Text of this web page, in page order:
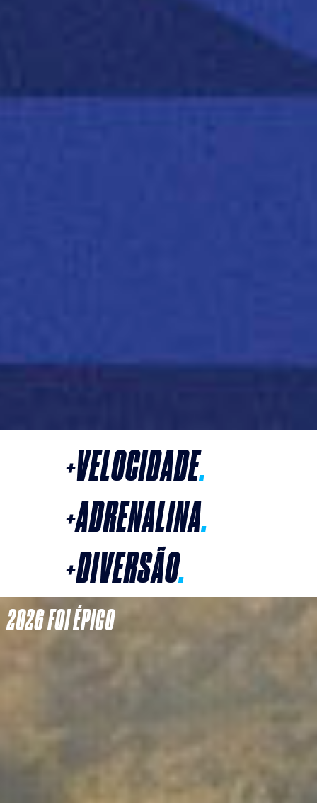
+VELOCIDADE.
+ADRENALINA.
+DIVERSÃO.
2026 FOI ÉPICO